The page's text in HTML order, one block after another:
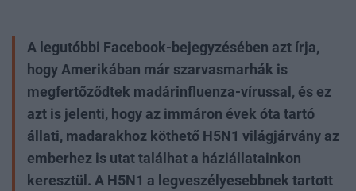
A legutóbbi Facebook-bejegyzésében azt írja,
hogy Amerikában már szarvasmarhák is
megfertőződtek madárinfluenza-vírussal, és ez
azt is jelenti, hogy az immáron évek óta tartó
állati, madarakhoz köthető H5N1 világjárvány az
emberhez is utat találhat a háziállatainkon
keresztül. A H5N1 a legveszélyesebbnek tartott